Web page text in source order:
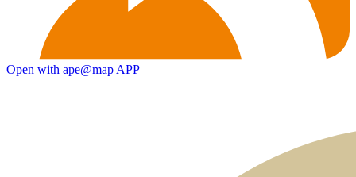
Open with ape@map APP